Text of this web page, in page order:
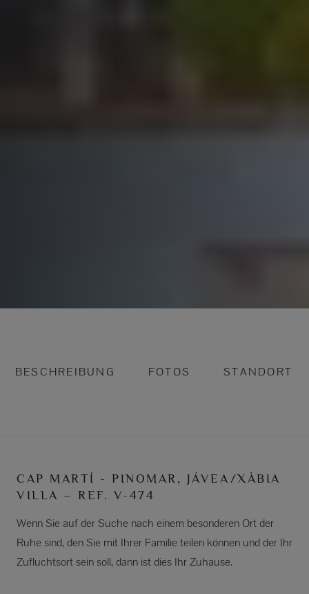
BESCHREIBUNG FOTOS STANDORT
CAP MARTÍ - PINOMAR, JÁVEA/XÀBIA
VILLA – REF. V-474
Wenn Sie auf der Suche nach einem besonderen Ort der
Ruhe sind, den Sie mit Ihrer Familie teilen können und der Ihr
Zufluchtsort sein soll, dann ist dies Ihr Zuhause.